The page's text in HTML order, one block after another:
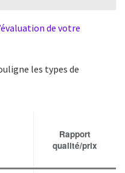
de votre
les types de
Rapport
qualité/prix